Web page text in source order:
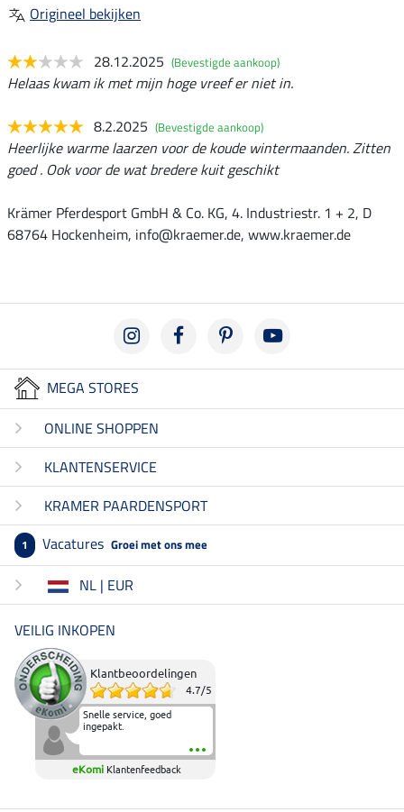
Origineel bekijken
28.12.2025 (Bevestigde aankoop)
Helaas kwam ik met mijn hoge vreef er niet in.
8.2.2025 (Bevestigde aankoop)
Heerlijke warme laarzen voor de koude wintermaanden. Zitten
goed . Ook voor de wat bredere kuit geschikt
Krämer Pferdesport GmbH & Co. KG, 4. Industriestr. 1 + 2, D
68764 Hockenheim, info@kraemer.de, www.kraemer.de
MEGA STORES
ONLINE SHOPPEN
KLANTENSERVICE
KRAMER PAARDENSPORT
1 Vacatures Groei met ons mee
NL | EUR
VEILIG INKOPEN
Klantbeoordelingen
4.7/5
Snelle service, goed
ingepakt.
eKomi Klantenfeedback